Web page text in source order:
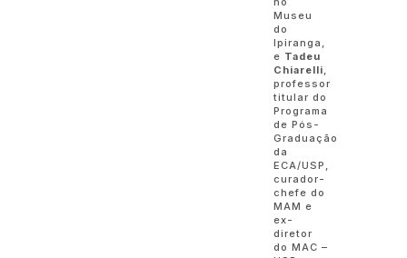
Museu
do
Ipiranga,
e Tadeu
Chiarelli,
professor
titular do
Programa
de Pós-
Graduação
da
ECA/USP,
curador-
chefe do
MAM e
ex-
diretor
do MAC –